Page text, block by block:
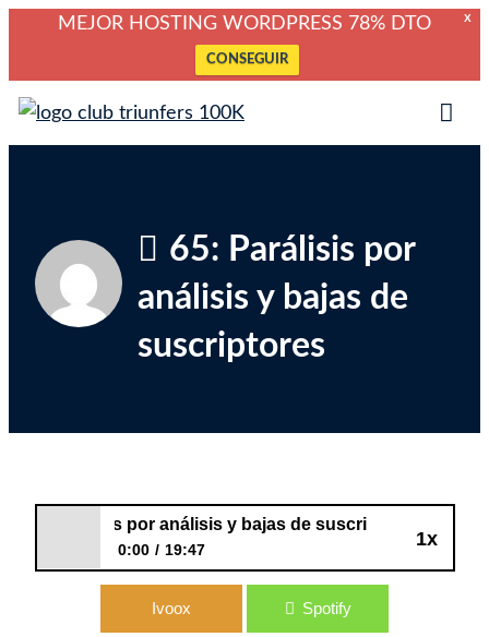
X
MEJOR HOSTING WORDPRESS 78% DTO
CONSEGUIR
Saltar
Club Triunfers
Club de Emprendedores Online
65: Parálisis por
análisis y bajas de
suscriptores
1x
65: Parálisis por análisis y bajas de suscriptores
0:00 19:47
65: Parálisis por análisis y bajas de
Ivoox Spotify